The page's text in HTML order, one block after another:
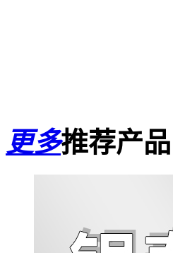
更多推荐产品